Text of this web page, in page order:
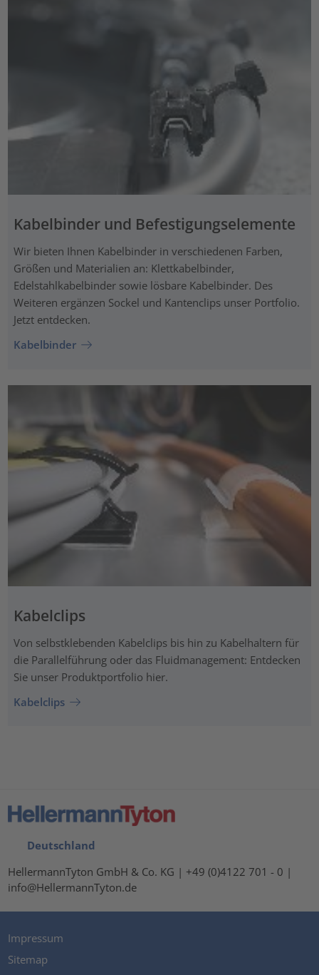
Kabelbinder und Befestigungselemente
Wir bieten Ihnen Kabelbinder in verschiedenen Farben,
Größen und Materialien an: Klettkabelbinder,
Edelstahlkabelbinder sowie lösbare Kabelbinder. Des
Weiteren ergänzen Sockel und Kantenclips unser Portfolio.
Jetzt entdecken.
Kabelbinder
Kabelclips
Von selbstklebenden Kabelclips bis hin zu Kabelhaltern für
die Parallelführung oder das Fluidmanagement: Entdecken
Sie unser Produktportfolio hier.
Kabelclips
Deutschland
HellermannTyton GmbH & Co. KG | +49 (0)4122 701 - 0 |
info@HellermannTyton.de
Impressum
Sitemap